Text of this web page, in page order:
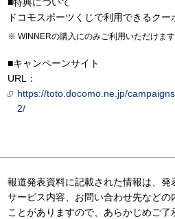
ドコモスポーツくじで利用できるクー
WINNERの購入にのみご利用いただけます
■キャンペーンサイト
URL：
https://toto.docomo.ne.jp/
2/
報道発表資料に記載された情報は、発
サービス内容、お問い合わせ先など
ことがありますので、あらかじめご了